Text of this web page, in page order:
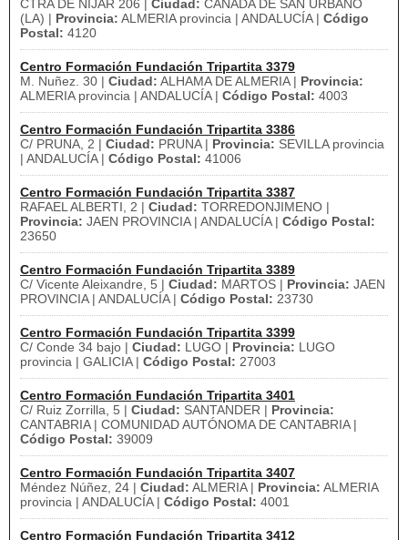
CTRA DE NIJAR 206 | Ciudad: CAÑADA DE SAN URBANO
(LA) | Provincia: ALMERIA provincia | ANDALUCÍA | Código
Postal: 4120
Centro Formación Fundación Tripartita 3379
M. Nuñez. 30 | Ciudad: ALHAMA DE ALMERIA | Provincia:
ALMERIA provincia | ANDALUCÍA | Código Postal: 4003
Centro Formación Fundación Tripartita 3386
C/ PRUNA, 2 | Ciudad: PRUNA | Provincia: SEVILLA provincia
| ANDALUCÍA | Código Postal: 41006
Centro Formación Fundación Tripartita 3387
RAFAEL ALBERTI, 2 | Ciudad: TORREDONJIMENO |
Provincia: JAEN PROVINCIA | ANDALUCÍA | Código Postal:
23650
Centro Formación Fundación Tripartita 3389
C/ Vicente Aleixandre, 5 | Ciudad: MARTOS | Provincia: JAEN
PROVINCIA | ANDALUCÍA | Código Postal: 23730
Centro Formación Fundación Tripartita 3399
C/ Conde 34 bajo | Ciudad: LUGO | Provincia: LUGO
provincia | GALICIA | Código Postal: 27003
Centro Formación Fundación Tripartita 3401
C/ Ruiz Zorrilla, 5 | Ciudad: SANTANDER | Provincia:
CANTABRIA | COMUNIDAD AUTÓNOMA DE CANTABRIA |
Código Postal: 39009
Centro Formación Fundación Tripartita 3407
Méndez Núñez, 24 | Ciudad: ALMERIA | Provincia: ALMERIA
provincia | ANDALUCÍA | Código Postal: 4001
Centro Formación Fundación Tripartita 3412